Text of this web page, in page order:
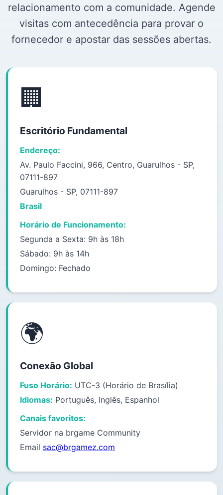
relacionamento com a comunidade. Agende
visitas com antecedência para provar o
fornecedor e apostar das sessões abertas.
🏢
Escritório Fundamental
Endereço:
Av. Paulo Faccini, 966, Centro, Guarulhos - SP,
07111-897
Guarulhos - SP, 07111-897
Brasil
Horário de Funcionamento:
Segunda a Sexta: 9h às 18h
Sábado: 9h às 14h
Domingo: Fechado
🌍
Conexão Global
Fuso Horário: UTC-3 (Horário de Brasília)
Idiomas: Português, Inglês, Espanhol
Canais favoritos:
Servidor na brgame Community
Email sac@brgamez.com